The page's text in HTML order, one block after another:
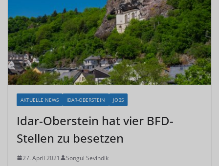
AKTUELLE NEWS IDAR-OBERSTEIN JOBS
Idar-Oberstein hat vier BFD-
Stellen zu besetzen
27. April 2021 Songül Sevindik